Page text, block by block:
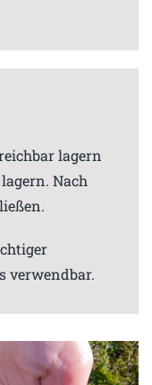
lagern
Nach
verwendbar.